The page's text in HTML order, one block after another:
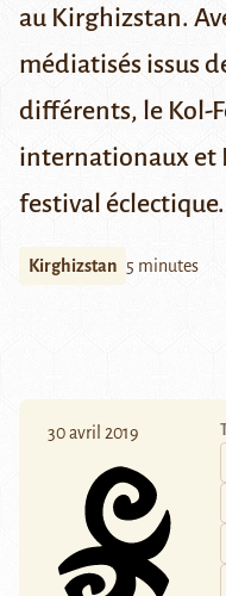
au Kirghizstan.
médiatisés issus
différents, le Kol-
internationaux et
festival éclectique.
Kirghizstan 5 minutes
30 avril 2019